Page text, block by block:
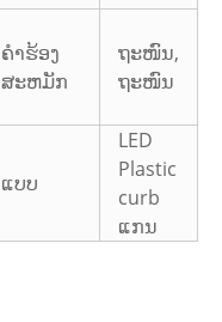
ຄໍາຮ້ອງ
ສະຫມັກ
ຖະໜົນ,
ຖະໜົນ
ແບບ
LED
Plastic
curb
ແກນ